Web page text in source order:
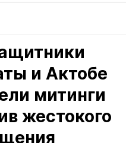
и Актобе
митинги
жестокого